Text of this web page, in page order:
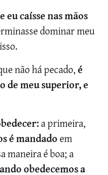
eu caísse nas mãos
dominar meu
não há pecado,é
de meu superior, e
a primeira,
é mandadoem
maneira é boa; a
obedecemos a